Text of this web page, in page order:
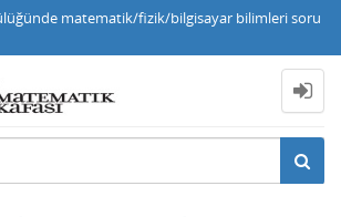
matematik/fizik/bilgisayar bilimleri soru